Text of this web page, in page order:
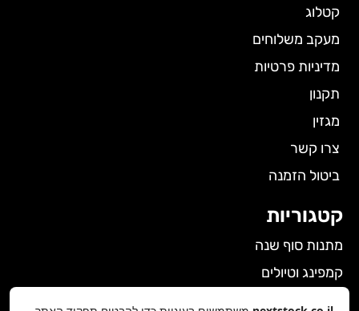
קטלוג
מעקב משלוחים
מדיניות פרטיות
תקנון
מגזין
צרו קשר
ביטול הזמנה
קטגוריות
מתנות סוף שנה
קמפינג וטיולים